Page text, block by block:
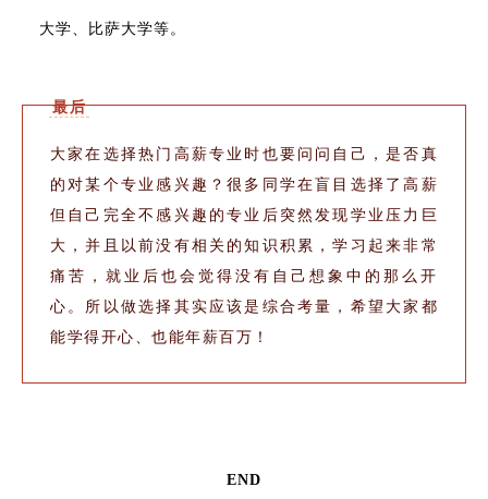
大学、比萨大学等。
最后
大家在选择热门高薪专业时也要问问自己，是否真
的对某个专业感兴趣？很多同学在盲目选择了高薪
但自己完全不感兴趣的专业后突然发现学业压力巨
大，并且以前没有相关的知识积累，学习起来非常
痛苦，就业后也会觉得没有自己想象中的那么开
心。所以做选择其实应该是综合考量，希望大家都
能学得开心、也能年薪百万！
END